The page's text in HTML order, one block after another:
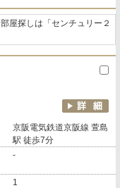
屋探しは「センチュリー２
京阪電気鉄道京阪線 萱島
駅 徒歩7分
-
1